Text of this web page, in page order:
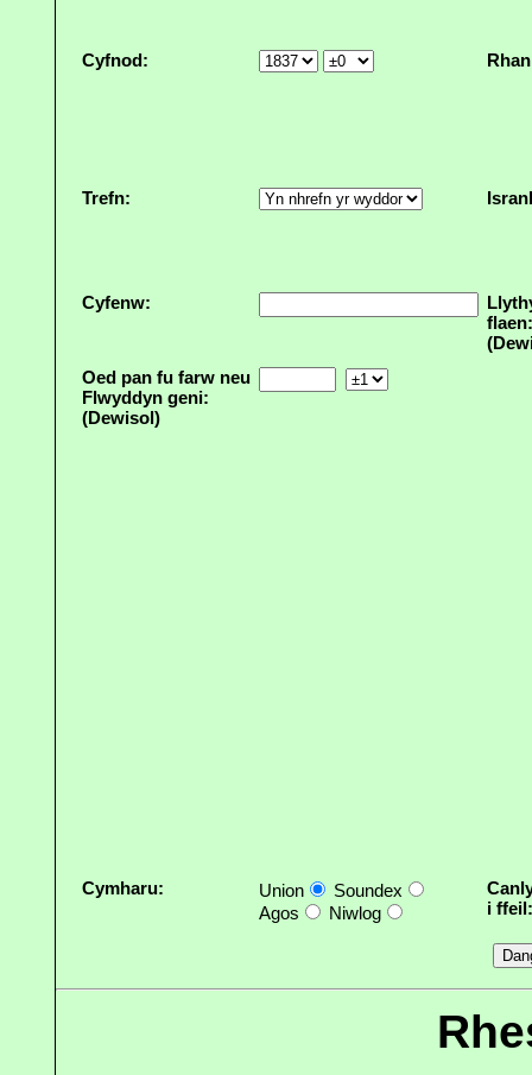
Cyfnod:
Trefn:
Cyfenw:
flaen:
Oed pan fu farw neu
Flwyddyn geni:
(Dewisol)
Cymharu: Union
Soundex
Agos
Niwlog
i ffeil: